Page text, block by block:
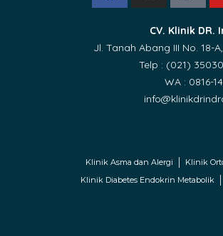
CV. Klinik DR.
Jl. Tanah Abang III No. 18-
Telp : (021)
WA : 0816-
Klinik Asma dan Alergi Klinik
Klinik Diabetes Endokrin Metabolik